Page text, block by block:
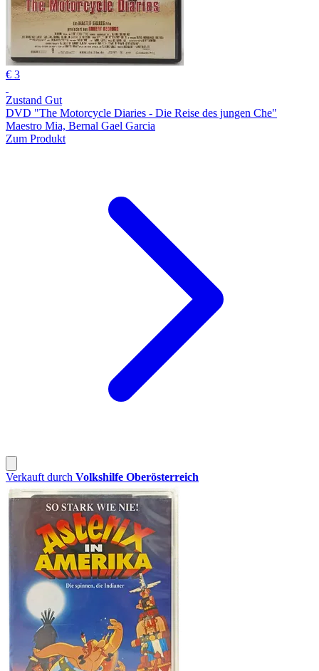
€ 3
Zustand Gut
DVD "The Motorcycle Diaries - Die Reise des jungen Che"
Maestro Mia, Bernal Gael Garcia
Zum Produkt
Verkauft durch Volkshilfe Oberösterreich